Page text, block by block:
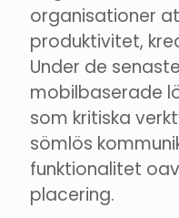
organisationer
produktivitet,
Under de
mobilbaserade
som kritiska
sömlös
funktionalitet
placering.